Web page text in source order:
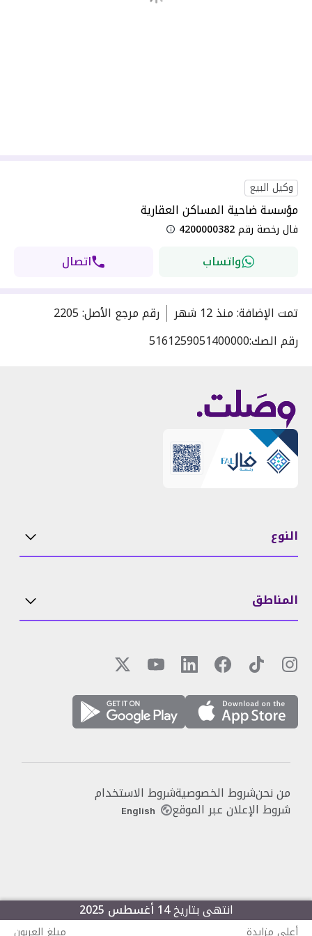
وكيل البيع
مؤسسة ضاحية المساكن العقارية
فال رخصة رقم4200000382
واتساب اتصال
تمت الإضافة:منذ12 شهر رقم مرجع الأصل:
2205
رقم الصك:5161259051400000
انتهى بتاريخ14 أغسطس 2025
أعلى مزايدة مبلغ العربون
النوع
المناطق
من نحنشروط الخصوصيةشروط الاستخدام
شروط الإعلان عبر الموقع English